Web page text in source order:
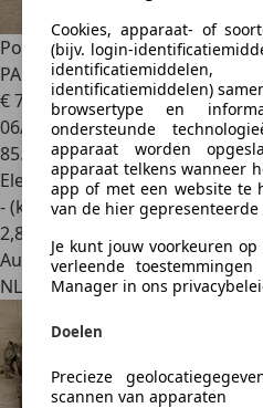
Porsche TaycanSport Turismo
PANO | 18VO
€ 77.8001
06/2022
85.084 km
Elektrisch
- (kWh/100 km)
2,8
Autobedrijf
NL 1411 ARNaarden
Cookies, apparaat- of
(bijv. login-
identificatiemiddelen)
browsertype en
ondersteunde
apparaat worden
apparaat telkens wanneer
app of met een website te
van de hier
Je kunt jouw voorkeuren
verleende
Manager in ons
Doelen
Precieze
scannen van apparaten